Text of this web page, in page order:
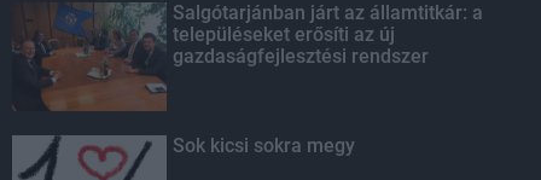
Salgótarjánban járt az államtitkár: a
településeket erősíti az új
gazdaságfejlesztési rendszer
Sok kicsi sokra megy